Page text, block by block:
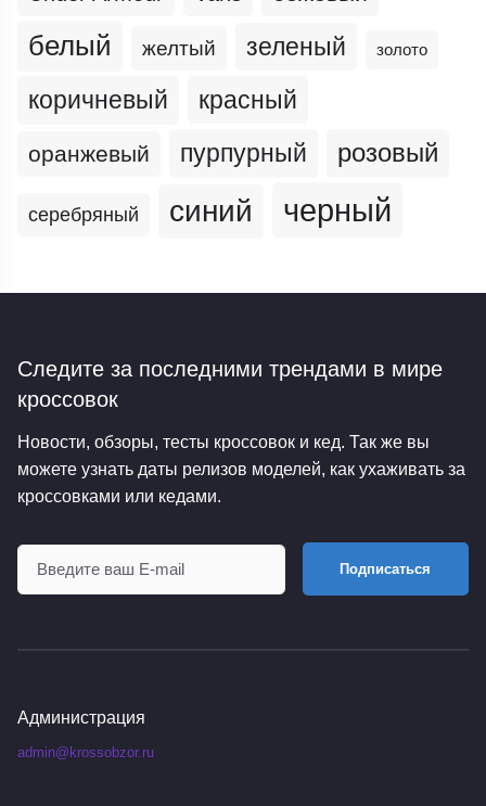
белый желтый зеленый золото
коричневый красный
оранжевый пурпурный розовый
серебряный синий черный
Следите за последними трендами в мире
кроссовок
Новости, обзоры, тесты кроссовок и кед. Так же вы
можете узнать даты релизов моделей, как ухаживать за
кроссовками или кедами.
Подписаться
Администрация
admin@krossobzor.ru